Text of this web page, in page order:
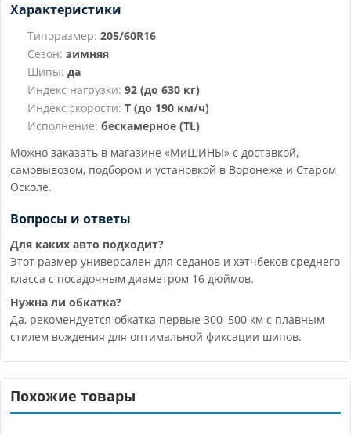
Характеристики
Типоразмер: 205/60R16
Сезон: зимняя
Шипы: да
Индекс нагрузки: 92 (до 630 кг)
Индекс скорости: T (до 190 км/ч)
Исполнение: бескамерное (TL)
Можно заказать в магазине «МиШИНЫ» с доставкой,
самовывозом, подбором и установкой в Воронеже и Старом
Осколе.
Вопросы и ответы
Для каких авто подходит?
Этот размер универсален для седанов и хэтчбеков среднего
класса с посадочным диаметром 16 дюймов.
Нужна ли обкатка?
Да, рекомендуется обкатка первые 300–500 км с плавным
стилем вождения для оптимальной фиксации шипов.
Похожие товары